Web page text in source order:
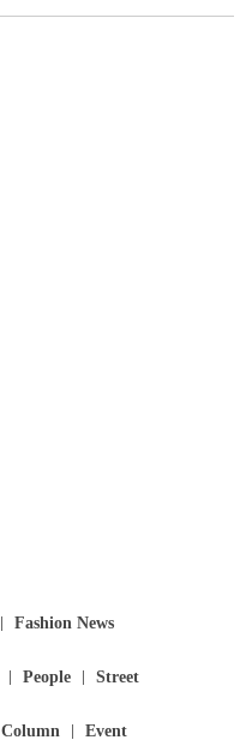
Fashion News
People Street
Column Event